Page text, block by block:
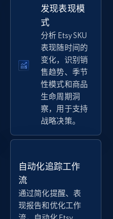
立即开始
name, Seller rating,
Root category, and
立即开始
products using
name, Seller rating,
Root category, and
发现表现模
式
分析 Etsy SKU
表现随时间的
变化，识别销
售趋势、季节
性模式和商品
生命周期洞
察，用于支持
战略决策。
自动化追踪工作
流
通过简化提醒、表
现报告和优化工作